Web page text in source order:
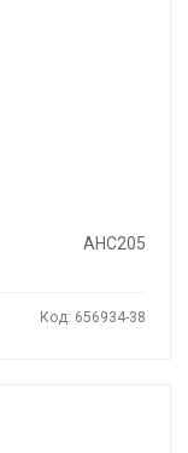
AHC205
Код: 656934-38